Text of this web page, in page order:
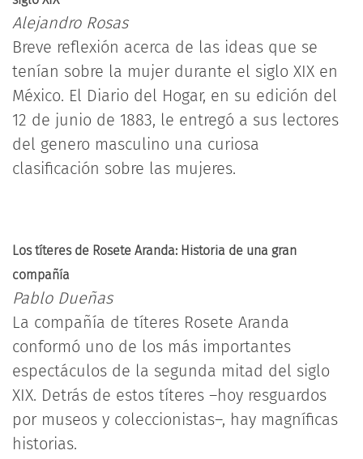
Alejandro Rosas
Breve reflexión acerca de las ideas que se
tenían sobre la mujer durante el siglo XIX en
México. El Diario del Hogar, en su edición del
12 de junio de 1883, le entregó a sus lectores
del genero masculino una curiosa
clasificación sobre las mujeres.
Los títeres de Rosete Aranda: Historia de una gran
compañía
Pablo Dueñas
La compañía de títeres Rosete Aranda
conformó uno de los más importantes
espectáculos de la segunda mitad del siglo
XIX. Detrás de estos títeres –hoy resguardos
por museos y coleccionistas–, hay magníficas
historias.